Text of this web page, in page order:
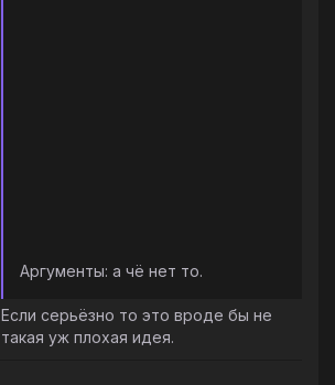
Аргументы: а чё нет то.
Если серьёзно то это вроде бы не
такая уж плохая идея.